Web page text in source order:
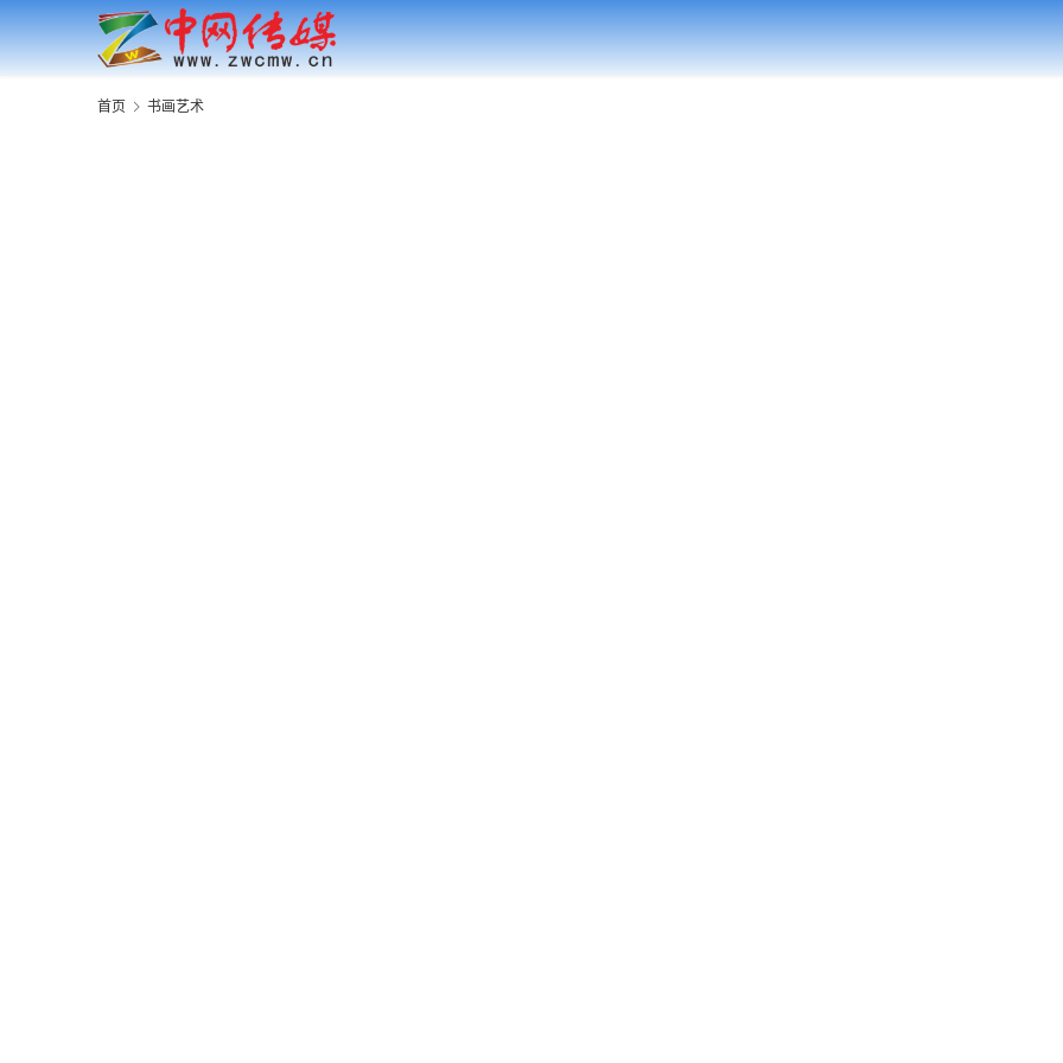
首页 书画艺术